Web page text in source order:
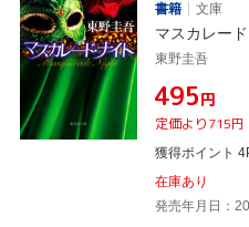
書籍
文庫
マスカレー
東野圭吾
¥495円
定価より715円
獲得ポイント
在庫あり
発売年月日：